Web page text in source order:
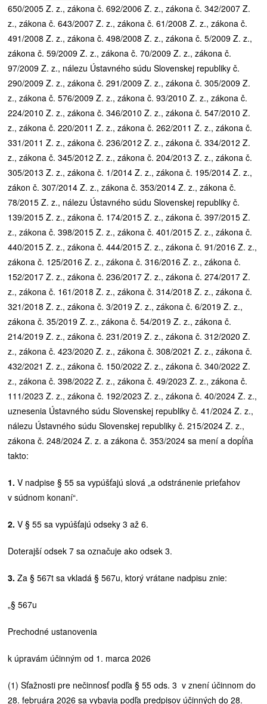
650/2005 Z. z., zákona č. 692/2006 Z. z., zákona č. 342/2007 Z.
z., zákona č. 643/2007 Z. z., zákona č. 61/2008 Z. z., zákona č.
491/2008 Z. z., zákona č. 498/2008 Z. z., zákona č. 5/2009 Z. z.,
zákona č. 59/2009 Z. z., zákona č. 70/2009 Z. z., zákona č.
97/2009 Z. z., nálezu Ústavného súdu Slovenskej republiky č.
290/2009 Z. z., zákona č. 291/2009 Z. z., zákona č. 305/2009 Z.
z., zákona č. 576/2009 Z. z., zákona č. 93/2010 Z. z., zákona č.
224/2010 Z. z., zákona č. 346/2010 Z. z., zákona č. 547/2010 Z.
z., zákona č. 220/2011 Z. z., zákona č. 262/2011 Z. z., zákona č.
331/2011 Z. z., zákona č. 236/2012 Z. z., zákona č. 334/2012 Z.
z., zákona č. 345/2012 Z. z., zákona č. 204/2013 Z. z., zákona č.
305/2013 Z. z., zákona č. 1/2014 Z. z., zákona č. 195/2014 Z. z.,
zákon č. 307/2014 Z. z., zákona č. 353/2014 Z. z., zákona č.
78/2015 Z. z., nálezu Ústavného súdu Slovenskej republiky č.
139/2015 Z. z., zákona č. 174/2015 Z. z., zákona č. 397/2015 Z.
z., zákona č. 398/2015 Z. z., zákona č. 401/2015 Z. z., zákona č.
440/2015 Z. z., zákona č. 444/2015 Z. z., zákona č. 91/2016 Z. z.,
zákona č. 125/2016 Z. z., zákona č. 316/2016 Z. z., zákona č.
152/2017 Z. z., zákona č. 236/2017 Z. z., zákona č. 274/2017 Z.
z., zákona č. 161/2018 Z. z., zákona č. 314/2018 Z. z., zákona č.
321/2018 Z. z., zákona č. 3/2019 Z. z., zákona č. 6/2019 Z. z.,
zákona č. 35/2019 Z. z., zákona č. 54/2019 Z. z., zákona č.
214/2019 Z. z., zákona č. 231/2019 Z. z., zákona č. 312/2020 Z.
z., zákona č. 423/2020 Z. z., zákona č. 308/2021 Z. z., zákona č.
432/2021 Z. z., zákona č. 150/2022 Z. z., zákona č. 340/2022 Z.
z., zákona č. 398/2022 Z. z., zákona č. 49/2023 Z. z., zákona č.
111/2023 Z. z., zákona č. 192/2023 Z. z., zákona č. 40/2024 Z. z.,
uznesenia Ústavného súdu Slovenskej republiky č. 41/2024 Z. z.,
nálezu Ústavného súdu Slovenskej republiky č. 215/2024 Z. z.,
zákona č. 248/2024 Z. z. a zákona č. 353/2024 sa mení a dopĺňa
takto:
1. V nadpise § 55 sa vypúšťajú slová „a odstránenie prieťahov
v súdnom konaní“.
2. V § 55 sa vypúšťajú odseky 3 až 6.
Doterajší odsek 7 sa označuje ako odsek 3.
3. Za § 567t sa vkladá § 567u, ktorý vrátane nadpisu znie:
„§ 567u
Prechodné ustanovenia
k úpravám účinným od 1. marca 2026
(1) Sťažnosti pre nečinnosť podľa § 55 ods. 3 v znení účinnom do
28. februára 2026 sa vybavia podľa predpisov účinných do 28.